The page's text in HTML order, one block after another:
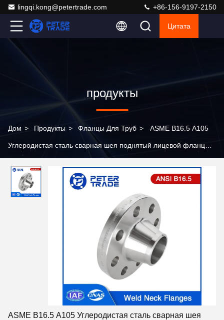
lingqi.kong@petertrade.com +86-156-9197-2150
Цитата
продукты
Дом > Продукты > Фланцы Для Труб > ASME B16.5 A105
Углеродистая сталь сварная шея поднятый лицевой фланц
трубопроводов
ASME B16.5 A105 Углеродистая сталь сварная шея